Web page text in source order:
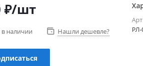
₽/шт
в наличии Нашли дешевле?
РЛ-